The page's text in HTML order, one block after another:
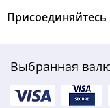
Выбранная
Присоединяйтесь